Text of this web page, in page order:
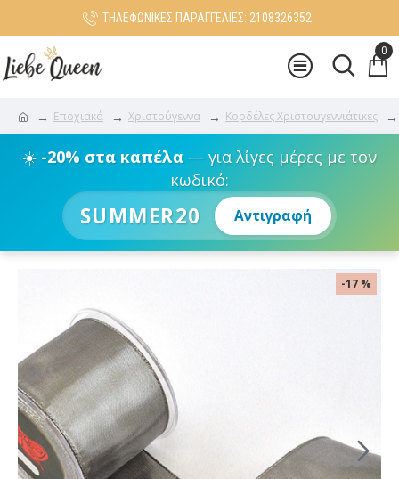
ΤΗΛΕΦΩΝΙΚΕΣ ΠΑΡΑΓΓΕΛΙΕΣ: 2108326352
0
Εποχιακά Χριστούγεννα Κορδέλες Χριστουγεννιάτικες
☀️ -20% στα καπέλα— για λίγες μέρες με τον
κωδικό:
SUMMER20 Αντιγραφή
-17 %